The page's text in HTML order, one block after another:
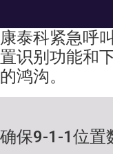
康泰科紧急呼
置识别功能和
的鸿沟。
确保9-1-1位置